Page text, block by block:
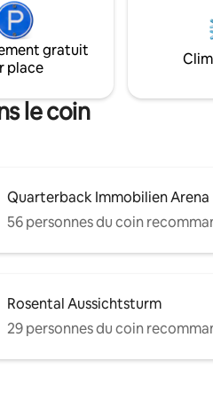
✦
Bull
chambre séparé, une
salle de bain et un
comprend les frais
Pour un prix de 100
gratuit
place
le coin
Quarterback Immobilien Arena
56 personnes du coin
Rosental Aussichtsturm
29 personnes du coin